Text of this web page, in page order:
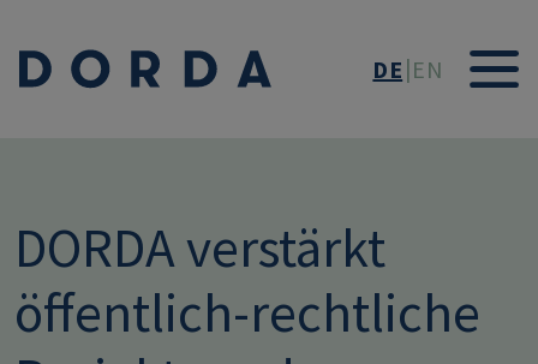
DE EN
DORDA verstärkt
öffentlich-rechtliche